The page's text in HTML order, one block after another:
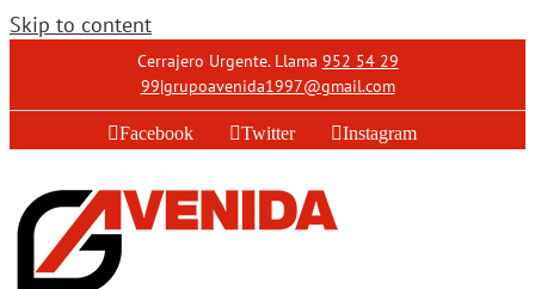
Skip to content
Cerrajero Urgente. Llama 952 54 29
99|grupoavenida1997@gmail.com
Facebook Twitter Instagram